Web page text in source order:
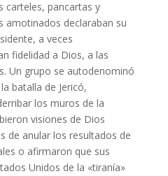
carteles, pancartas y
amotinados declaraban su
a veces
fidelidad a Dios, a las
Un grupo se autodenominó
batalla de Jericó,
los muros de la
visiones de Dios
de anular los resultados de
o afirmaron que sus
Unidos de la «tiranía»